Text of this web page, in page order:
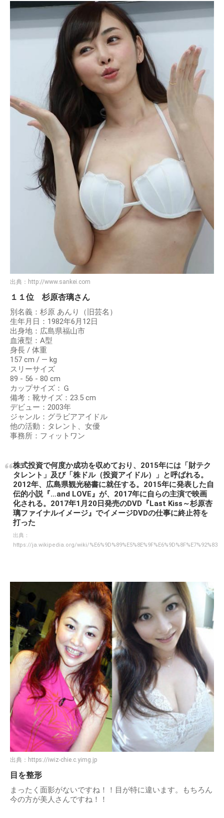
出典： http://www.sankei.com
１１位 杉原杏璃さん
別名義：杉原 あんり（旧芸名）
生年月日：1982年6月12日
出身地：広島県福山市
血液型：A型
身長 / 体重
157 cm / ― kg
スリーサイズ
89 - 56 - 80 cm
カップサイズ：Ｇ
備考：靴サイズ：23.5 cm
デビュー：2003年
ジャンル：グラビアアイドル
他の活動：タレント、女優
事務所：フィットワン
株式投資で何度か成功を収めており、2015年には「財テク
タレント」及び「株ドル（投資アイドル）」と呼ばれる。
2012年、広島県観光秘書に就任する。2015年に発表した自
伝的小説『…and LOVE』が、2017年に自らの主演で映画
化される。2017年1月20日発売のDVD『Last Kiss～杉原杏
璃ファイナルイメージ』でイメージDVDの仕事に終止符を
打った
出典：
https://ja.wikipedia.org/wiki/%E6%9D%89%E5%8E%9F%E6%9D%8F%E7%92%83
出典： https://iwiz-chie.c.yimg.jp
目を整形
まったく面影がないですね！！目が特に違います。もちろん
今の方が美人さんですね！！